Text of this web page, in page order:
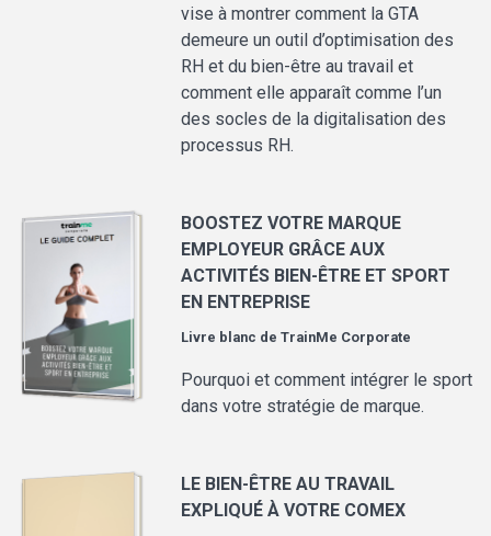
vise à montrer comment la GTA
demeure un outil d’optimisation des
RH et du bien-être au travail et
comment elle apparaît comme l’un
des socles de la digitalisation des
processus RH.
BOOSTEZ VOTRE MARQUE
EMPLOYEUR GRÂCE AUX
ACTIVITÉS BIEN-ÊTRE ET SPORT
EN ENTREPRISE
Livre blanc deTrainMe Corporate
Pourquoi et comment intégrer le sport
dans votre stratégie de marque.
LE BIEN-ÊTRE AU TRAVAIL
EXPLIQUÉ À VOTRE COMEX